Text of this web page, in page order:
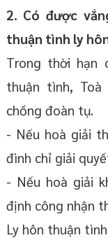
2. Có được
thuận tình ly
Trong thời hạn
thuận tình,
chồng đoàn tụ.
- Nếu hoà giải
đình chỉ giải
- Nếu hoà giải
định công nhận
Ly hôn thuận